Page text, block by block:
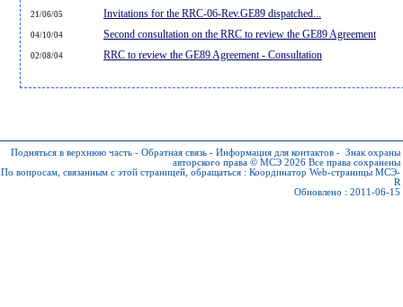
21/06/05 Invitations for the RRC-06-Rev.GE89 dispatched...
04/10/04 Second consultation on the RRC to review the GE89 Agreement
02/08/04 RRC to review the GE89 Agreement - Consultation
Подняться в верхнюю часть - Обратная связь - Информация для контактов - Знак охраны
авторского права © МСЭ 2026 Все права сохранены
По вопросам, связанным с этой страницей, обращаться : Координатор Web-страницы МСЭ-
R
Обновлено : 2011-06-15